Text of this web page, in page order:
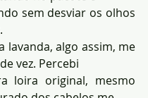
sem desviar os olhos
lavanda, algo assim, me
vez. Percebi
loira original, mesmo